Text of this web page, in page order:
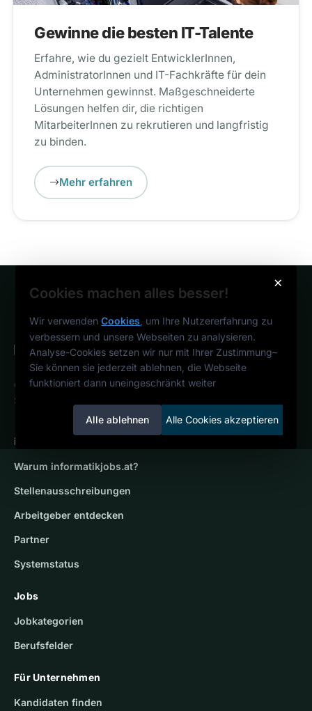
Gewinne die besten IT-Talente
Erfahre, wie du gezielt EntwicklerInnen,
AdministratorInnen und IT-Fachkräfte für dein
Unternehmen gewinnst. Maßgeschneiderte
Lösungen helfen dir, die richtigen
MitarbeiterInnen zu rekrutieren und langfristig
zu binden.
Mehr erfahren
×
Cookies machen alles besser!
Wir verwenden Cookies , um Ihre Nutzererfahrung zu
verbessern und unsere Webseiten zu analysieren.
Analyse-Cookies setzen wir nur mit Ihrer Zustimmung–
Sie können sie jederzeit ablehnen, die Webseite
funktioniert dann uneingeschränkt weiter
Alle ablehnen Alle Cookies akzeptieren
Österreichs IT-Karriereportal.Ein
Service der candidatis GmbH.
informatikjobs.at
Warum informatikjobs.at?
Stellenausschreibungen
Arbeitgeber entdecken
Partner
Systemstatus
Jobs
Jobkategorien
Berufsfelder
Für Unternehmen
Kandidaten finden